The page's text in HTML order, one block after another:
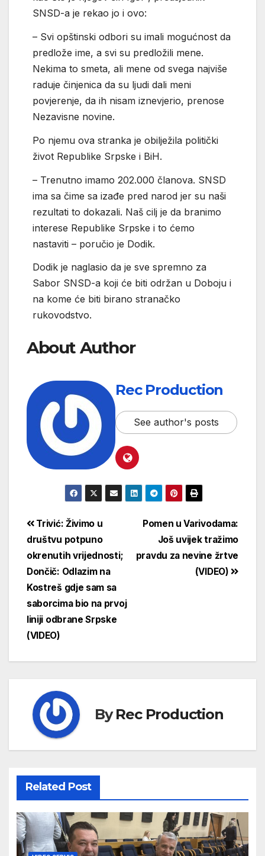
SNSD-a je rekao jo i ovo:
– Svi opštinski odbori su imali mogućnost da
predlože ime, a svi su predložili mene.
Nekima to smeta, ali mene od svega najviše
raduje činjenica da su ljudi dali meni
povjerenje, da ih nisam iznevjerio, prenose
Nezavisne novine.
Po njemu ova stranka je obilježila politički
život Republike Srpske i BiH.
– Trenutno imamo 202.000 članova. SNSD
ima sa čime sa izađe pred narod jer su naši
rezultati to dokazali. Naš cilj je da branimo
interese Republike Srpske i to ćemo
nastaviti – poručio je Dodik.
Dodik je naglasio da je sve spremno za
Sabor SNSD-a koji će biti održan u Doboju i
na kome će biti birano stranačko
rukovodstvo.
About Author
Rec Production
See author's posts
Pomen u Varivodama:
Još uvijek tražimo
pravdu za nevine žrtve
(VIDEO)
Trivić: Živimo u
društvu potpuno
okrenutih vrijednosti;
Dončič: Odlazim na
Kostreš gdje sam sa
saborcima bio na prvoj
liniji odbrane Srpske
(VIDEO)
ByRec Production
Related Post